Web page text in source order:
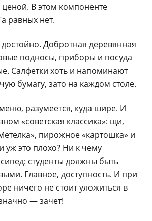
В этом компоненте
равных нет.
Добротная деревянная
подносы, приборы и посуда
Салфетки хоть и напоминают
бумагу, зато на каждом столе.
разумеется, куда шире. И
«советская классика»: щи,
пирожное «картошка» и
уж это плохо? Ни к чему
студенты должны быть
Главное, доступность. И при
ничего не стоит уложиться в
— зачет!